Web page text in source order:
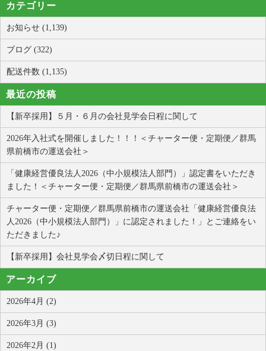
カテゴリー
お知らせ (1,139)
ブログ (322)
配送件数 (1,135)
最近の投稿
【新卒採用】５月・６月の会社見学会日程に関して
2026年入社式を開催しました！！！＜チャーター便・定期便／群馬
県前橋市の運送会社＞
「健康経営優良法人2026（中小規模法人部門）」認定書をいただき
ました！＜チャーター便・定期便／群馬県前橋市の運送会社＞
チャーター便・定期便／群馬県前橋市の運送会社「健康経営優良法
人2026（中小規模法人部門）」に認定されました！」とご連絡をい
ただきました♪
【新卒採用】会社見学会〆切日程に関して
アーカイブ
2026年4月 (2)
2026年3月 (3)
2026年2月 (1)